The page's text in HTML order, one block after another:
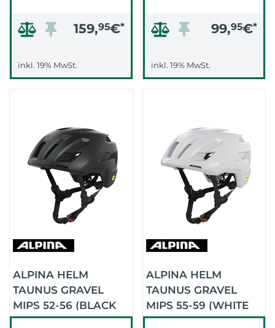
159,95€*
inkl. 19% MwSt.
99,95€*
inkl. 19% MwSt.
ALPINA HELM
TAUNUS GRAVEL
MIPS 52-56 (BLACK
MATT)
ALPINA HELM
TAUNUS GRAVEL
MIPS 55-59 (WHITE
MATT)